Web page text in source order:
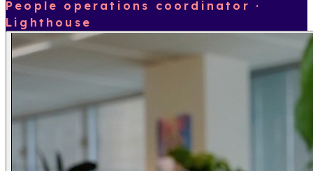
People operations coordinator ·
Lighthouse